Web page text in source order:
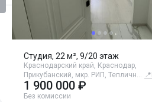
Студия, 22 м², 9/20 этаж
Краснодарский край, Краснодар,
Прикубанский, мкр. РИП, Тепличн… 📍
1 900 000 ₽
Без комиссии